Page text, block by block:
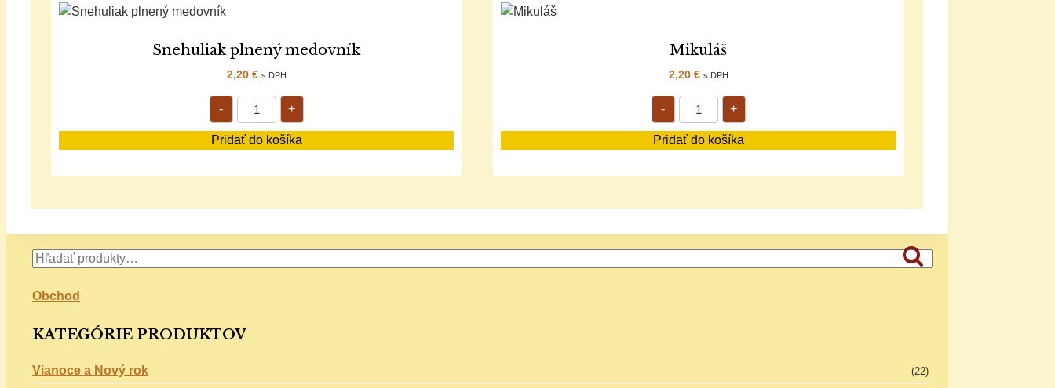
Snehuliak plnený medovník
2,20 € s DPH
- +
Pridať do košíka
Mikuláš
2,20 € s DPH
- +
Pridať do košíka
Vyhľadávanie
Obchod
KATEGÓRIE PRODUKTOV
Vianoce a Nový rok (22)